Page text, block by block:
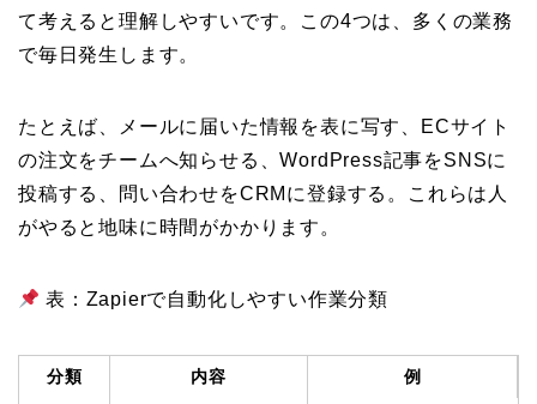
て考えると理解しやすいです。この4つは、多くの業務
で毎日発生します。
たとえば、メールに届いた情報を表に写す、ECサイト
の注文をチームへ知らせる、WordPress記事をSNSに
投稿する、問い合わせをCRMに登録する。これらは人
がやると地味に時間がかかります。
表：Zapierで自動化しやすい作業分類
分類 内容 例